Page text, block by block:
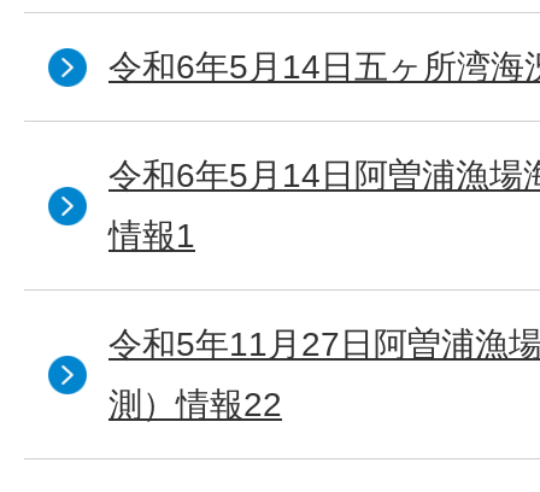
令和6年5月14日五ヶ所湾海
令和6年5月14日阿曽浦漁場
情報1
令和5年11月27日阿曽浦漁
測）情報22